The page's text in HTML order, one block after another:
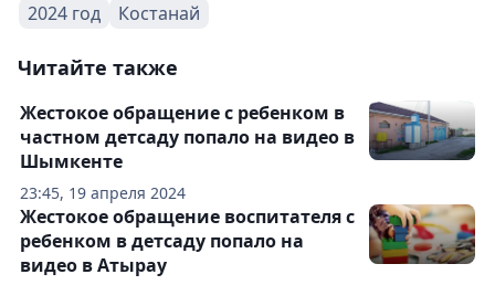
2024 год Костанай
Читайте также
23:45, 19 апреля 2024
Жестокое обращение с ребенком в
частном детсаду попало на видео в
Шымкенте
Жестокое обращение воспитателя с
ребенком в детсаду попало на
видео в Атырау